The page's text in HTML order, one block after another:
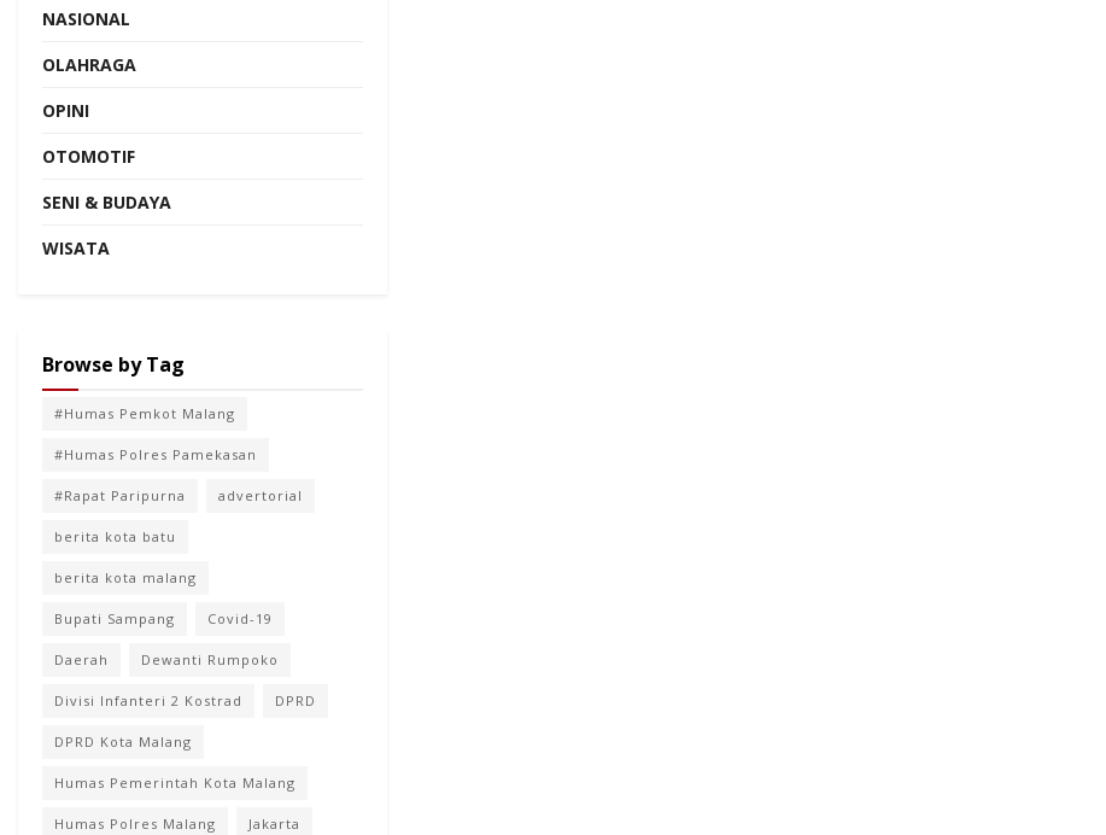
NASIONAL
OLAHRAGA
OPINI
OTOMOTIF
SENI & BUDAYA
WISATA
Browse by Tag
#Humas Pemkot Malang
#Humas Polres Pamekasan
#Rapat Paripurna advertorial
berita kota batu
berita kota malang
Bupati Sampang Covid-19
Daerah Dewanti Rumpoko
Divisi Infanteri 2 Kostrad DPRD
DPRD Kota Malang
Humas Pemerintah Kota Malang
Humas Polres Malang Jakarta